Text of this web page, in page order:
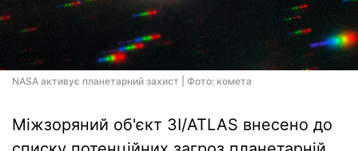
NASA активує планетарний захист | Фото: комета
Міжзоряний об'єкт 3I/ATLAS внесено до